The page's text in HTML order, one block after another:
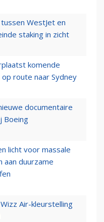
WestJet en
staking in zicht
komende
route naar Sydney
documentaire
Boeing
licht voor massale
aan duurzame
Air-kleurstelling